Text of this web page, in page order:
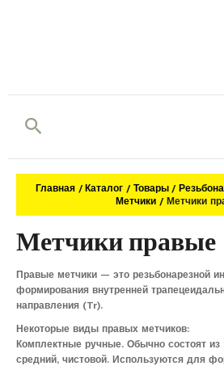
Поиск
Главная Каталог Товары
Метчики
Метчики
Метчики правые
Правые метчики — это резьбонарезной
формирования внутренней
направления (Tr).
Некоторые виды правых метчиков:
Комплектные ручные. Обычно состоят из
средний, чистовой. Используются для